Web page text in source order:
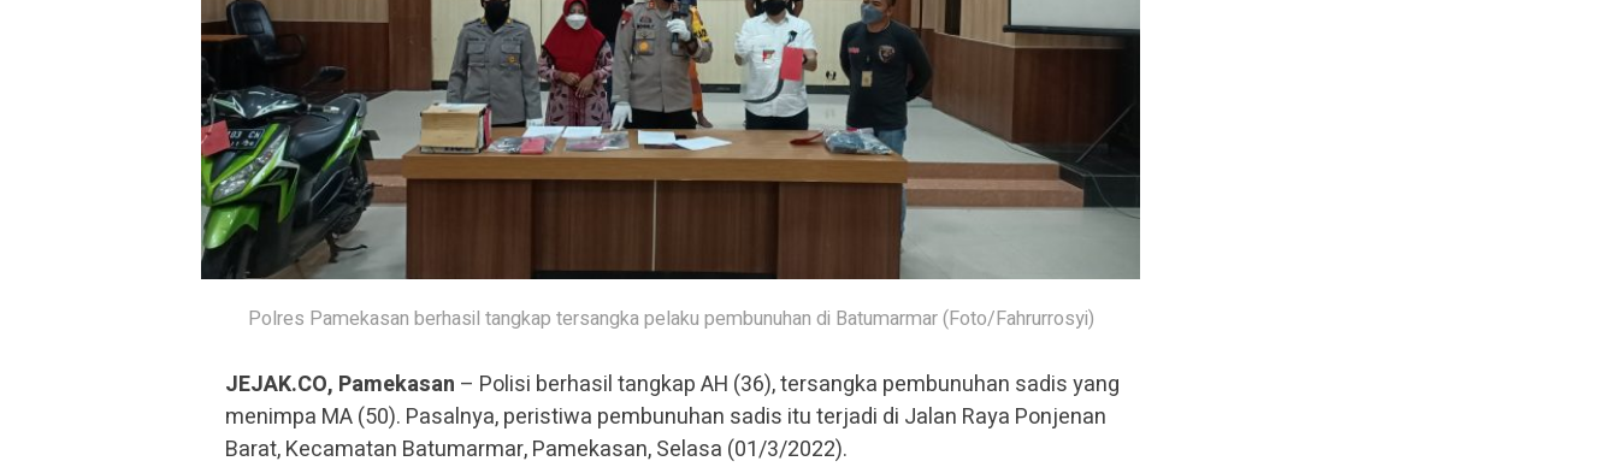
Polres Pamekasan berhasil tangkap tersangka pelaku pembunuhan di Batumarmar (Foto/Fahrurrosyi)
JEJAK.CO, Pamekasan – Polisi berhasil tangkap AH (36), tersangka pembunuhan sadis yang
menimpa MA (50). Pasalnya, peristiwa pembunuhan sadis itu terjadi di Jalan Raya Ponjenan
Barat, Kecamatan Batumarmar, Pamekasan, Selasa (01/3/2022).